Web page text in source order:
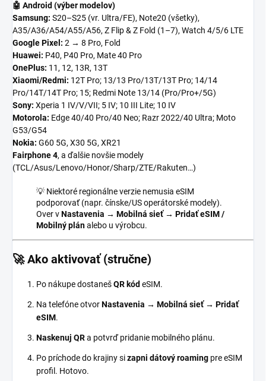
🤖 Android (výber modelov)
Samsung: S20–S25 (vr. Ultra/FE), Note20 (všetky),
A35/A36/A54/A55/A56, Z Flip & Z Fold (1–7), Watch 4/5/6 LTE
Google Pixel: 2 → 8 Pro, Fold
Huawei: P40, P40 Pro, Mate 40 Pro
OnePlus: 11, 12, 13R, 13T
Xiaomi/Redmi: 12T Pro; 13/13 Pro/13T/13T Pro; 14/14
Pro/14T/14T Pro; 15; Redmi Note 13/14 (Pro/Pro+/5G)
Sony: Xperia 1 IV/V/VII; 5 IV; 10 III Lite; 10 IV
Motorola: Edge 40/40 Pro/40 Neo; Razr 2022/40 Ultra; Moto
G53/G54
Nokia: G60 5G, X30 5G, XR21
Fairphone 4, a ďalšie novšie modely
(TCL/Asus/Lenovo/Honor/Sharp/ZTE/Rakuten…)
💡 Niektoré regionálne verzie nemusia eSIM
podporovať (napr. čínske/US operátorské modely).
Over vNastavenia → Mobilná sieť → Pridať eSIM /
Mobilný plánalebo u výrobcu.
🚀 Ako aktivovať (stručne)
Po nákupe dostanešQR kód eSIM.
Na telefóne otvorNastavenia → Mobilná sieť → Pridať
eSIM.
Naskenuj QRa potvrď pridanie mobilného plánu.
Po príchode do krajiny sizapni dátový roaming pre eSIM
profil. Hotovo.